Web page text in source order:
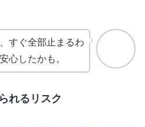
すぐ全部止まるわ
心したかも。
れるリスク